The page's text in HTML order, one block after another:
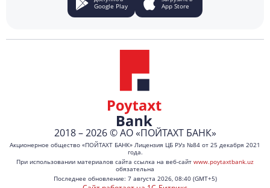
Google Play App Store
2018 – 2026 © АО «ПОЙТАХТ БАНК»
Акционерное общество «ПОЙТАХТ БАНК» Лицензия ЦБ РУз №84 от 25 декабря 2021
года.
При использовании материалов сайта ссылка на веб-сайт www.poytaxtbank.uz
обязательна
Последнее обновление: 7 августа 2026, 08:40 (GMT+5)